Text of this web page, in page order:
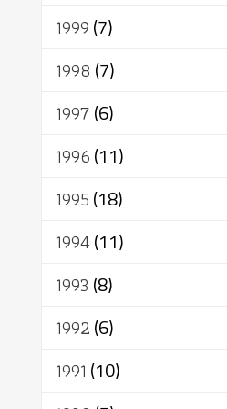
1999(7)
1998 (7)
1997(6)
1996(11)
1995(18)
1994(11)
1993 (8)
1992(6)
1991 (10)